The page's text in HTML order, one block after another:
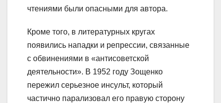
чтениями были опасными для автора.
Кроме того, в литературных кругах
появились нападки и репрессии, связанные
с обвинениями в «антисоветской
деятельности». В 1952 году Зощенко
пережил серьезное инсульт, который
частично парализовал его правую сторону